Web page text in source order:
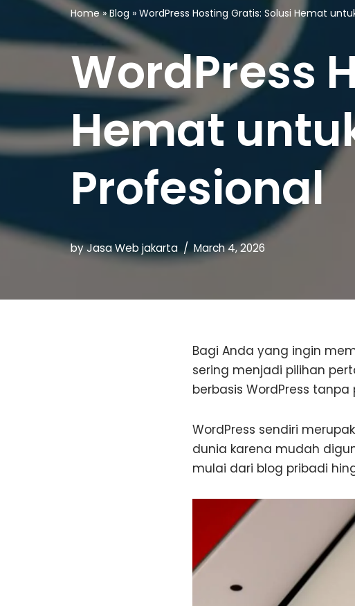
Home»Blog » WordPress Hosting Gratis: Solusi Hemat
WordPress
Hemat
Profesional
byJasa Web jakarta March 4, 2026
Bagi Anda yang ingin
sering menjadi pilihan
berbasis WordPress
WordPress sendiri
dunia karena mudah
mulai dari blog pribadi